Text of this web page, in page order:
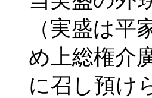
（実盛は
め上総権介
に召し預け